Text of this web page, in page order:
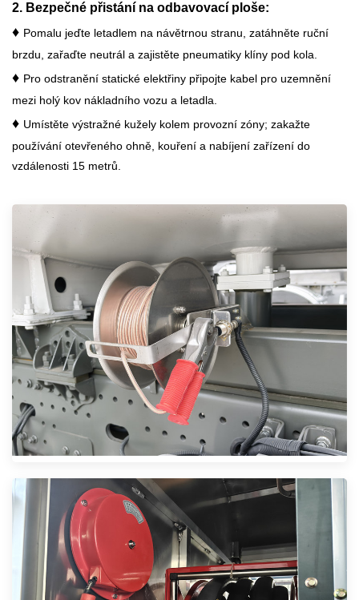
2. Bezpečné přistání na odbavovací ploše:
♦ Pomalu jeďte letadlem na návětrnou stranu, zatáhněte ruční
brzdu, zařaďte neutrál a zajistěte pneumatiky klíny pod kola.
♦ Pro odstranění statické elektřiny připojte kabel pro uzemnění
mezi holý kov nákladního vozu a letadla.
♦ Umístěte výstražné kužely kolem provozní zóny; zakažte
používání otevřeného ohně, kouření a nabíjení zařízení do
vzdálenosti 15 metrů.